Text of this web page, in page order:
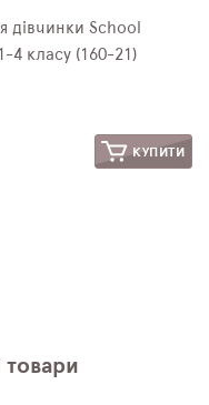
School
4 класу (160-21)
КУПИТИ
товари